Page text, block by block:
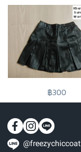
฿300
@freezychiccoat